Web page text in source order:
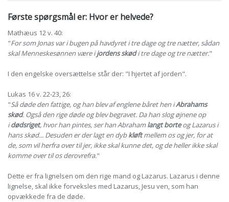
Første spørgsmål er: Hvor er helvede?
Mathæus 12 v. 40:
"For som Jonas var i bugen på havdyret i tre dage og tre nætter, sådan
skal Menneskesønnen være ijordens skødi tre dage og tre nætter."
I den engelske oversættelse står der: "I hjertet af jorden".
Lukas 16 v. 22-23, 26:
"Så døde den fattige, og han blev af englene båret hen iAbrahams
skød. Også den rige døde og blev begravet. Da han slog øjnene op
idødsriget, hvor han pintes, ser han Abrahamlangt borteog Lazarus i
hans skød... Desuden er der lagt en dybkløftmellem os og jer, for at
de, som vil herfra over til jer, ikke skal kunne det, og de heller ikke skal
komme over til os derovrefra."
Dette er fra lignelsen om den rige mand og Lazarus. Lazarus i denne
lignelse, skal ikke forveksles med Lazarus, Jesu ven, som han
opvækkede fra de døde.